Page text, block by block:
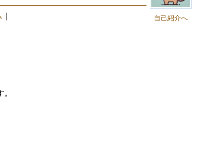
自己紹介へ